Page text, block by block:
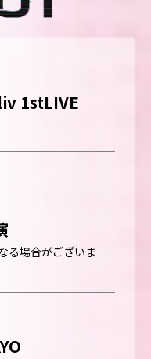
1stLIVE
る場合がございま